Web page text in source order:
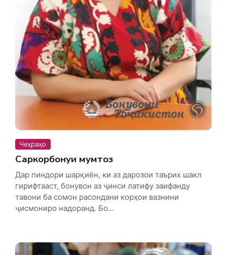
Чеҳраҳо
Саркорбонуи мумтоз
Дар пиндори шарқиён, ки аз дарозои таърих шакл
гирифтааст, бонувон аз ҷинси латифу заифанду
тавони ба сомон расондани корҳои вазнини
ҷисмониро надоранд. Бо...